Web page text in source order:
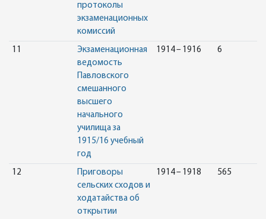
протоколы
экзаменационных
комиссий
11
Экзаменационная
ведомость
Павловского
смешанного
высшего
начального
училища за
1915/16 учебный
год
1914 – 1916 6
12
Приговоры
сельских сходов и
ходатайства об
открытии
1914 – 1918 565